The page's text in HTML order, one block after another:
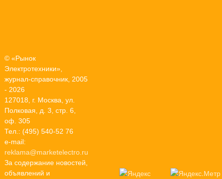
© «Рынок
Электротехники»,
журнал-справочник, 2005
- 2026
127018, г. Москва, ул.
Полковая, д. 3, стр. 6,
оф. 305
Тел.: (495) 540-52 76
e-mail:
reklama@marketelectro.ru
За содержание новостей,
объявлений и